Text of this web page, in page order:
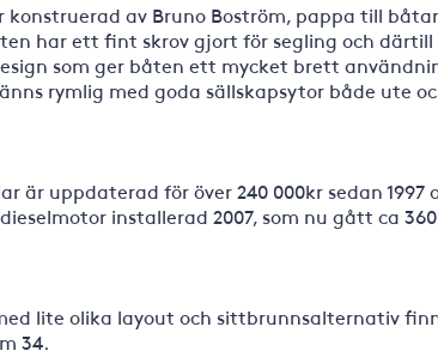
konstruerad av Bruno Boström, pappa till
har ett fint skrov gjort för segling och
som ger båten ett mycket brett
rymlig med goda sällskapsytor både ute
är uppdaterad för över 240 000kr sedan
installerad 2007, som nu gått ca
lite olika layout och sittbrunnsalternativ
34.